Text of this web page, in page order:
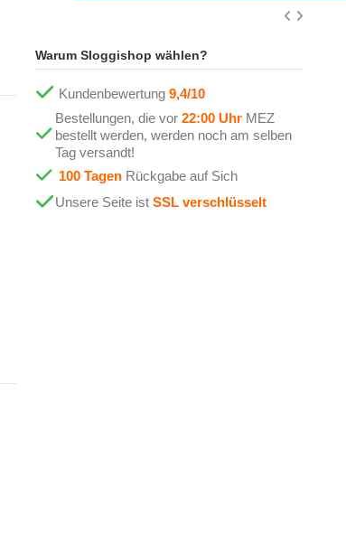
Warum Sloggishop wählen?
Kundenbewertung 9,4/10
Bestellungen, die vor 22:00 UhrMEZ
bestellt werden, werden noch am selben
Tag versandt!
100 TagenRückgabe auf Sich
Unsere Seite ist SSL verschlüsselt